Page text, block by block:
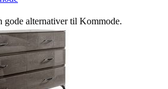
gode alternativer til Kommode.